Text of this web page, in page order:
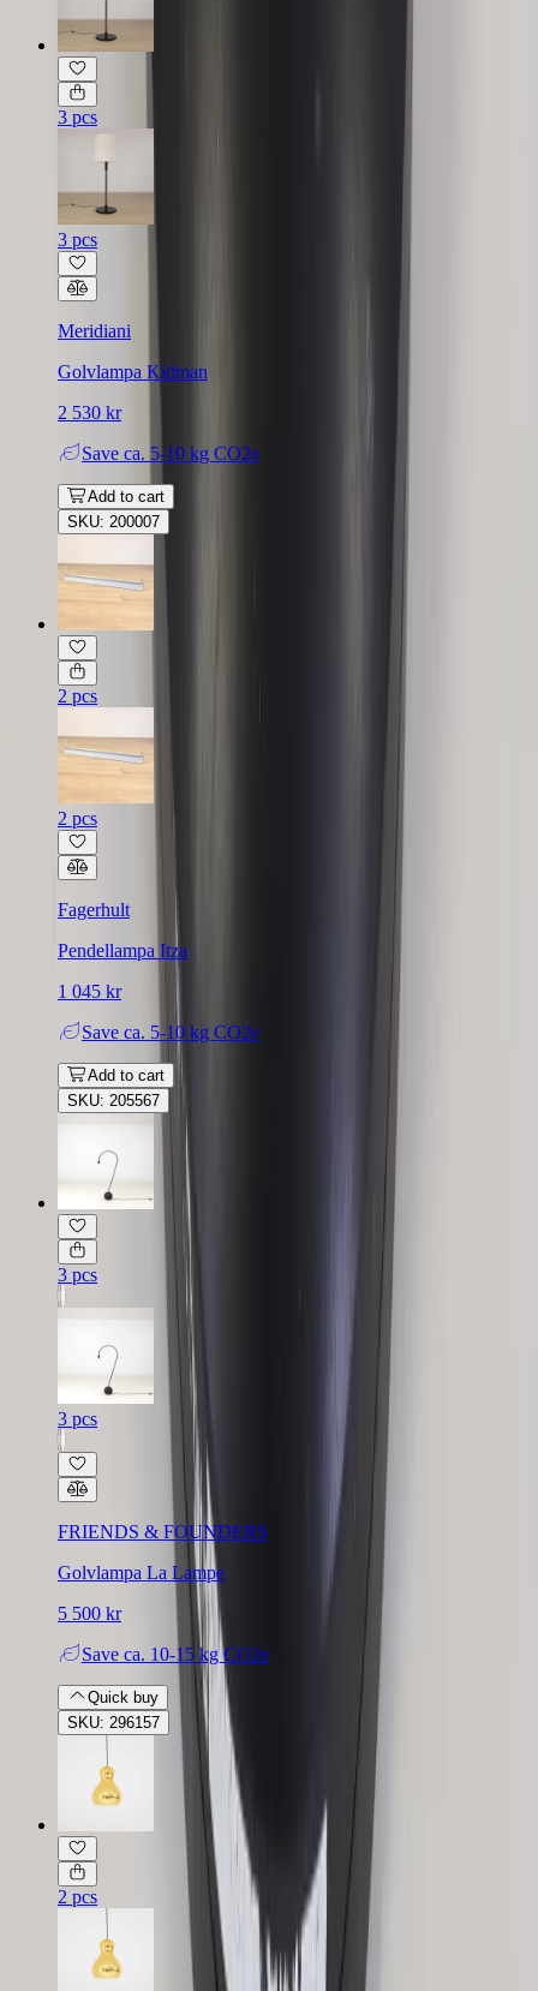
3 pcs
3 pcs
Meridiani
Golvlampa Kidman
2 530 kr
Save ca. 5-10 kg CO2e
Add to cart
SKU: 200007
2 pcs
2 pcs
Fagerhult
Pendellampa Itza
1 045 kr
Save ca. 5-10 kg CO2e
Add to cart
SKU: 205567
3 pcs
3 pcs
FRIENDS & FOUNDERS
Golvlampa La Lampe
5 500 kr
Save ca. 10-15 kg CO2e
Quick buy
SKU: 296157
2 pcs